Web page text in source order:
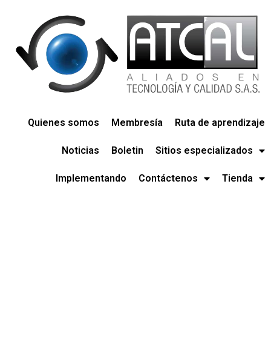
Quienes somos Membresía Ruta de aprendizaje
Noticias Boletin Sitios especializados
Implementando Contáctenos Tienda